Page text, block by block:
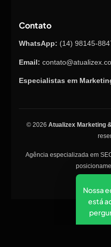
Contato
WhatsApp: (14) 98145-
Email:
Especialistas em
© 2026 Atualizex Marketing
Agência especializada em
está
👋 Olá,